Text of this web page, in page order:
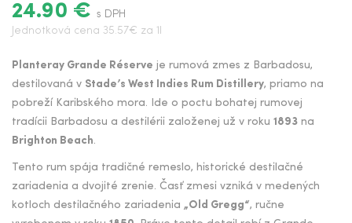
24.90 € s DPH
Jednotková cena 35.57€ za 1l
Planteray Grande Réserve je rumová zmes z Barbadosu,
destilovaná v Stade’s West Indies Rum Distillery, priamo na
pobreží Karibského mora. Ide o poctu bohatej rumovej
tradícii Barbadosu a destilérii založenej už v roku 1893 na
Brighton Beach.
Tento rum spája tradičné remeslo, historické destilačné
zariadenia a dvojité zrenie. Časť zmesi vzniká v medených
kotloch destilačného zariadenia „Old Gregg“, ručne